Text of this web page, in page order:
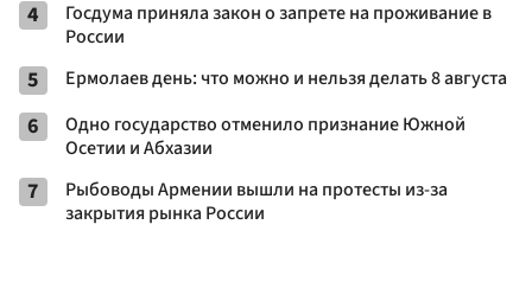
4
Госдума приняла закон о запрете на проживание в
России
5 Ермолаев день: что можно и нельзя делать 8 августа
6
Одно государство отменило признание Южной
Осетии и Абхазии
7
Рыбоводы Армении вышли на протесты из-за
закрытия рынка России